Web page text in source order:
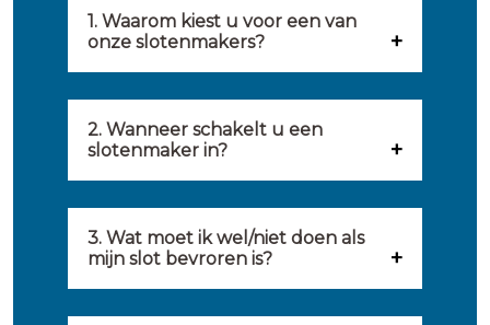
1. Waarom kiest u voor een van
onze slotenmakers?
geselecteerd op kwaliteit,
partij om u van dienst te zijn.
ernaar om binnen 20 minuten
2. Wanneer schakelt u een
slotenmaker in?
slotenmaker inschakelen
wanneer: u uzelf heeft
3. Wat moet ik wel/niet doen als
mijn slot bevroren is?